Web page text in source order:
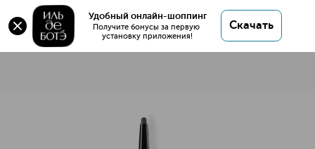
Удобный онлайн-шоппинг
Получите бонусы за первую
установку приложения!
Скачать